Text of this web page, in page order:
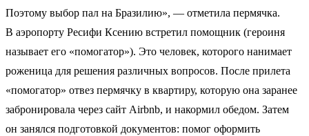
Поэтому выбор пал на Бразилию», — отметила пермячка.
В аэропорту Ресифи Ксению встретил помощник (героиня
называет его «помогатор»). Это человек, которого нанимает
роженица для решения различных вопросов. После прилета
«помогатор» отвез пермячку в квартиру, которую она заранее
забронировала через сайт Airbnb, и накормил обедом. Затем
он занялся подготовкой документов: помог оформить